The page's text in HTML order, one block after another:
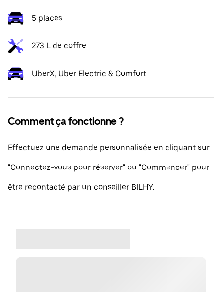
5 places
273 L de coffre
UberX, Uber Electric & Comfort
Comment ça fonctionne ?
Effectuez une demande personnalisée en cliquant sur
"Connectez-vous pour réserver" ou "Commencer" pour
être recontacté par un conseiller BILHY.